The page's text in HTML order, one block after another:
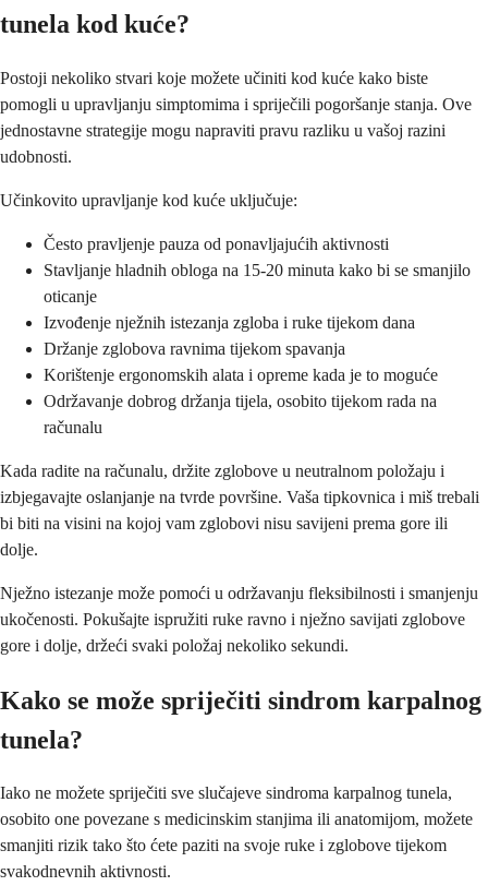
tunela kod kuće?
Postoji nekoliko stvari koje možete učiniti kod kuće kako biste
pomogli u upravljanju simptomima i spriječili pogoršanje stanja. Ove
jednostavne strategije mogu napraviti pravu razliku u vašoj razini
udobnosti.
Učinkovito upravljanje kod kuće uključuje:
Često pravljenje pauza od ponavljajućih aktivnosti
Stavljanje hladnih obloga na 15-20 minuta kako bi se smanjilo
oticanje
Izvođenje nježnih istezanja zgloba i ruke tijekom dana
Držanje zglobova ravnima tijekom spavanja
Korištenje ergonomskih alata i opreme kada je to moguće
Održavanje dobrog držanja tijela, osobito tijekom rada na
računalu
Kada radite na računalu, držite zglobove u neutralnom položaju i
izbjegavajte oslanjanje na tvrde površine. Vaša tipkovnica i miš trebali
bi biti na visini na kojoj vam zglobovi nisu savijeni prema gore ili
dolje.
Nježno istezanje može pomoći u održavanju fleksibilnosti i smanjenju
ukočenosti. Pokušajte ispružiti ruke ravno i nježno savijati zglobove
gore i dolje, držeći svaki položaj nekoliko sekundi.
Kako se može spriječiti sindrom karpalnog
tunela?
Iako ne možete spriječiti sve slučajeve sindroma karpalnog tunela,
osobito one povezane s medicinskim stanjima ili anatomijom, možete
smanjiti rizik tako što ćete paziti na svoje ruke i zglobove tijekom
svakodnevnih aktivnosti.